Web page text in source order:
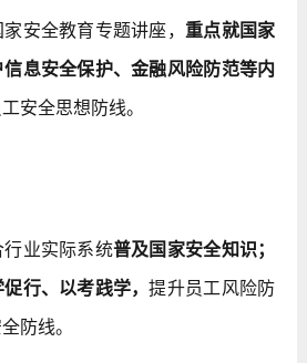
安全教育专题讲座， 重点就国家
息安全保护、金融风险防范等内
安全思想防线。
业实际系统普及国家安全知识；
行、以考践学，提升员工风险防
防线。